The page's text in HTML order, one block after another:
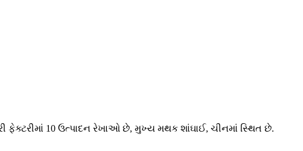
ફેક્ટરીમાં 10 ઉત્પાદન રેખાઓ છે, મુખ્ય મથક શાંઘાઈ, ચીનમાં સ્થિત છે.